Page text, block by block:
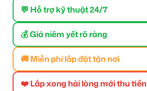
💬 Hỗ trợ kỹ thuật 24/7
💰 Giá niêm yết rõ ràng
🚚 Miễn phí lắp đặt tận nơi
❤️ Lắp xong hài lòng mới thu tiền